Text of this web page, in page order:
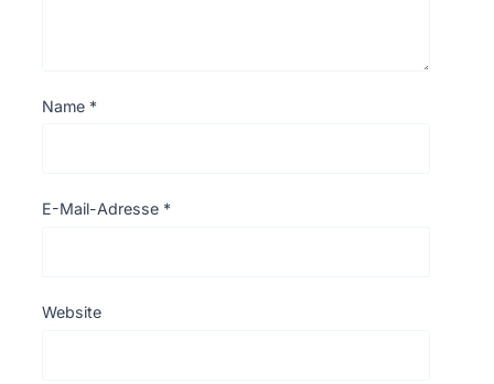
Name *
E-Mail-Adresse *
Website